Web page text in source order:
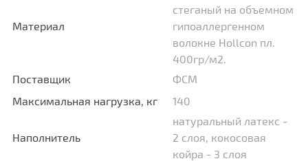
Материал
стеганый на объемном
гипоаллергенном
волокне Hollcon пл.
400гр/м2.
Поставщик
ФСМ
Максимальная нагрузка, кг
140
Наполнитель
натуральный латекс -
2 слоя, кокосовая
койра - 3 слоя